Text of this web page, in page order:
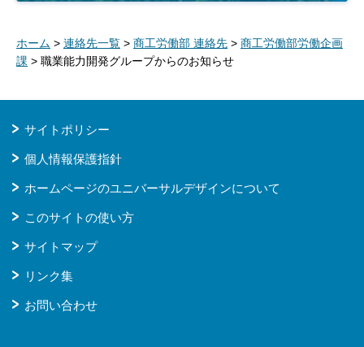
ホーム > 連絡先一覧 > 商工労働部 連絡先 > 商工労働部労働企画
課 > 職業能力開発グループからのお知らせ
サイトポリシー
個人情報保護指針
ホームページのユニバーサルデザインについて
このサイトの使い方
サイトマップ
リンク集
お問い合わせ